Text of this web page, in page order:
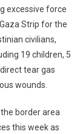
excessive force
Strip for the
civilians,
19 children, 5
tear gas
wounds.
border area
this week as